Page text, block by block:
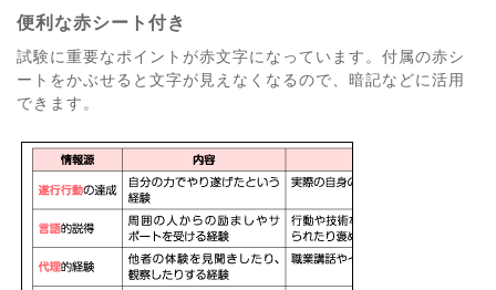
便利な赤シート付き
試験に重要なポイントが赤文字になっています。付属の赤シ
ートをかぶせると文字が見えなくなるので、暗記などに活用
できます。